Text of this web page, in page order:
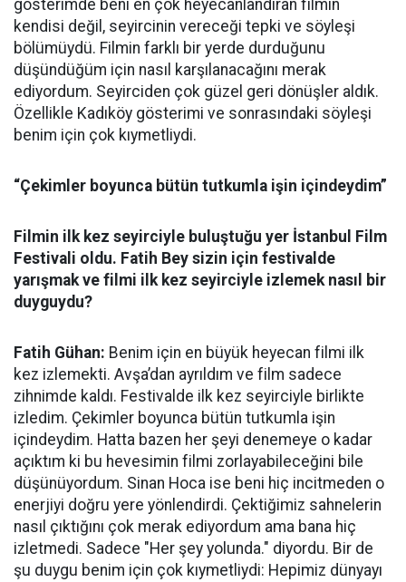
gösterimde beni en çok heyecanlandıran filmin
kendisi değil, seyircinin vereceği tepki ve söyleşi
bölümüydü. Filmin farklı bir yerde durduğunu
düşündüğüm için nasıl karşılanacağını merak
ediyordum. Seyirciden çok güzel geri dönüşler aldık.
Özellikle Kadıköy gösterimi ve sonrasındaki söyleşi
benim için çok kıymetliydi.
“Çekimler boyunca bütün tutkumla işin içindeydim”
Filmin ilk kez seyirciyle buluştuğu yer İstanbul Film
Festivali oldu. Fatih Bey sizin için festivalde
yarışmak ve filmi ilk kez seyirciyle izlemek nasıl bir
duyguydu?
Fatih Gühan: Benim için en büyük heyecan filmi ilk
kez izlemekti. Avşa’dan ayrıldım ve film sadece
zihnimde kaldı. Festivalde ilk kez seyirciyle birlikte
izledim. Çekimler boyunca bütün tutkumla işin
içindeydim. Hatta bazen her şeyi denemeye o kadar
açıktım ki bu hevesimin filmi zorlayabileceğini bile
düşünüyordum. Sinan Hoca ise beni hiç incitmeden o
enerjiyi doğru yere yönlendirdi. Çektiğimiz sahnelerin
nasıl çıktığını çok merak ediyordum ama bana hiç
izletmedi. Sadece "Her şey yolunda." diyordu. Bir de
şu duygu benim için çok kıymetliydi: Hepimiz dünyayı